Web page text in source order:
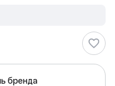
бренда